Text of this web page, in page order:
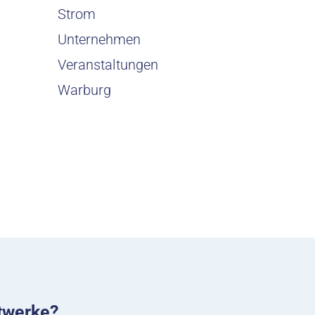
Strom
Unternehmen
Veranstaltungen
Warburg